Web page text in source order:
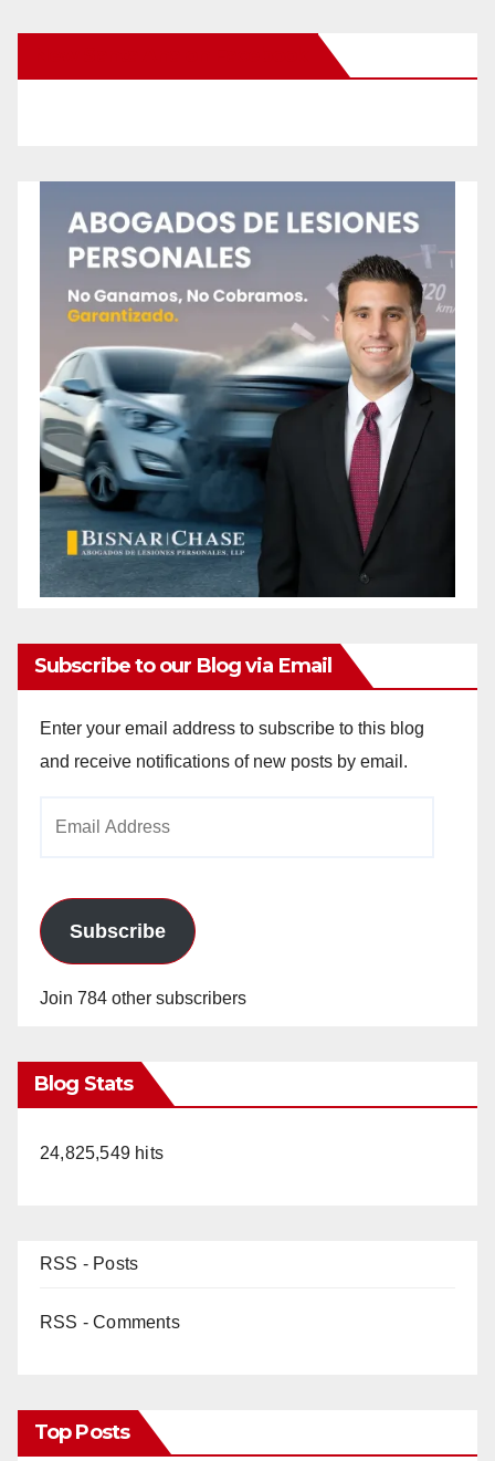
Subscribe to our Blog via Email
Enter your email address to subscribe to this blog
and receive notifications of new posts by email.
Subscribe
Join 784 other subscribers
Blog Stats
24,825,549 hits
RSS - Posts
RSS - Comments
Top Posts